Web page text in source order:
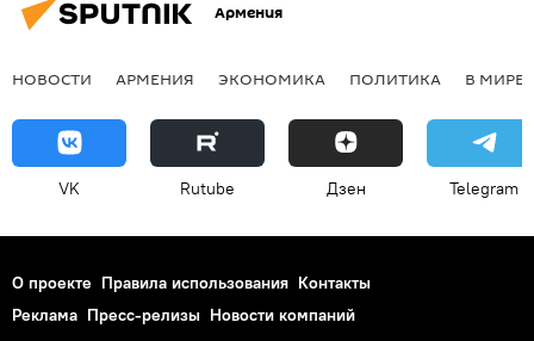
Армения
НОВОСТИ АРМЕНИЯ ЭКОНОМИКА ПОЛИТИКА В МИРЕ
VK Rutube Дзен Telegram
О проекте Правила использования Контакты
Реклама Пресс-релизы Новости компаний